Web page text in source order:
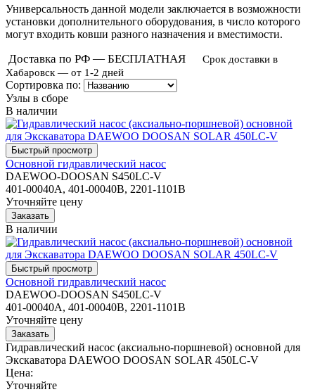
Универсальность данной модели заключается в возможности
установки дополнительного оборудования, в число которого
могут входить ковши разного назначения и вместимости.
Доставка по РФ — БЕСПЛАТНАЯ
Срок доставки в
Хабаровск — от 1-2 дней
Сортировка по:
Узлы в сборе
В наличии
Основной гидравлический насос
DAEWOO-DOOSAN S450LC-V
401-00040A, 401-00040B, 2201-1101B
Уточняйте цену
В наличии
Основной гидравлический насос
DAEWOO-DOOSAN S450LC-V
401-00040A, 401-00040B, 2201-1101B
Уточняйте цену
Гидравлический насос (аксиально-поршневой) основной для
Экскаватора DAEWOO DOOSAN SOLAR 450LC-V
Цена:
Уточняйте